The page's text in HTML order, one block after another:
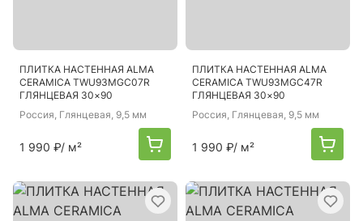
ПЛИТКА НАСТЕННАЯ ALMA
CERAMICA TWU93MGC07R
ГЛЯНЦЕВАЯ 30×90
Россия, Глянцевая, 9,5 мм
1 990 ₽/ м²
ПЛИТКА НАСТЕННАЯ ALMA
CERAMICA TWU93MGC47R
ГЛЯНЦЕВАЯ 30×90
Россия, Глянцевая, 9,5 мм
1 990 ₽/ м²